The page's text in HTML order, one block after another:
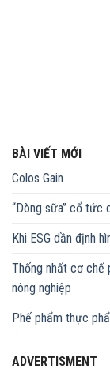
BÀI VIẾT MỚI
Colos Gain
“Dòng sữa” cổ tức
Khi ESG dần định
Thống nhất cơ chế
nông nghiệp
Phế phẩm thực
ADVERTISMENT